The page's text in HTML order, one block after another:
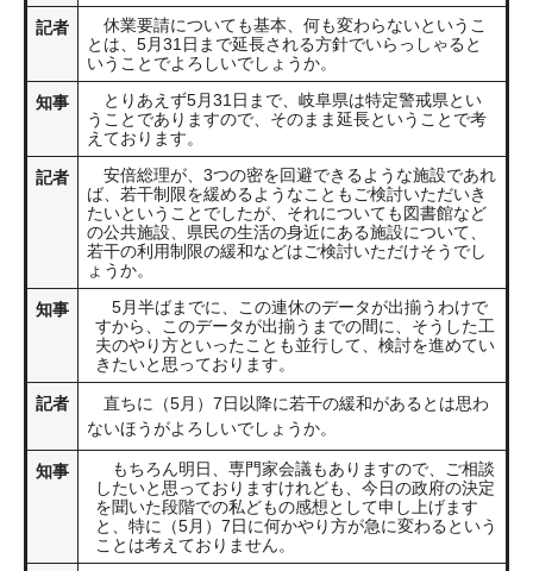
記者
休業要請についても基本、何も変わらないというこ
とは、5月31日まで延長される方針でいらっしゃると
いうことでよろしいでしょうか。
知事
とりあえず5月31日まで、岐阜県は特定警戒県とい
うことでありますので、そのまま延長ということで考
えております。
記者
安倍総理が、3つの密を回避できるような施設であれ
ば、若干制限を緩めるようなこともご検討いただいき
たいということでしたが、それについても図書館など
の公共施設、県民の生活の身近にある施設について、
若干の利用制限の緩和などはご検討いただけそうでし
ょうか。
知事
5月半ばまでに、この連休のデータが出揃うわけで
すから、このデータが出揃うまでの間に、そうした工
夫のやり方といったことも並行して、検討を進めてい
きたいと思っております。
記者
直ちに（5月）7日以降に若干の緩和があるとは思わ
ないほうがよろしいでしょうか。
知事
もちろん明日、専門家会議もありますので、ご相談
したいと思っておりますけれども、今日の政府の決定
を聞いた段階での私どもの感想として申し上げます
と、特に（5月）7日に何かやり方が急に変わるという
ことは考えておりません。